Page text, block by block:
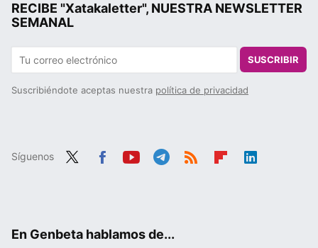
RECIBE "Xatakaletter", NUESTRA NEWSLETTER
SEMANAL
SUSCRIBIR
Suscribiéndote aceptas nuestra política de privacidad
Síguenos
En Genbeta hablamos de...